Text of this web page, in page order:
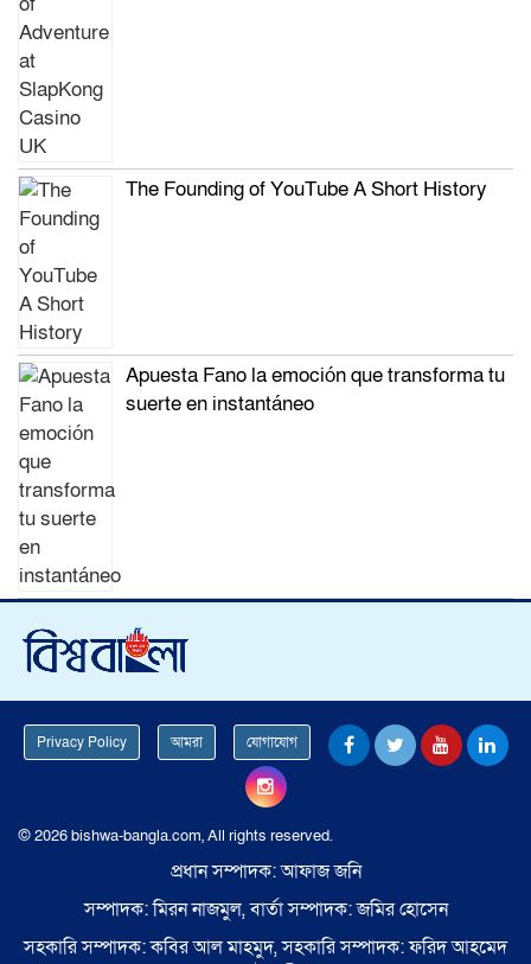
The Founding of YouTube A Short History
Apuesta Fano la emoción que transforma tu
suerte en instantáneo
Privacy Policy আমরা যোগাযোগ
© 2026 bishwa-bangla.com, All rights reserved.
প্রধান সম্পাদক: আফাজ জনি
সম্পাদক: মিরন নাজমুল, বার্তা সম্পাদক: জমির হোসেন
সহকারি সম্পাদক: কবির আল মাহমুদ, সহকারি সম্পাদক: ফরিদ আহমেদ